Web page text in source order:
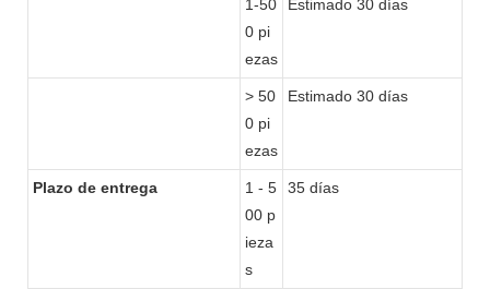
1-50
0 pi
ezas
Estimado 30 días
> 50
0 pi
ezas
Estimado 30 días
Plazo de entrega
1 - 5
00 p
ieza
s
35 días